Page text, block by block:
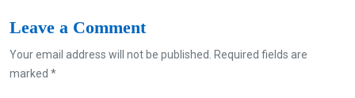
Leave a Comment
Your email address will not be published. Required fields are
marked *